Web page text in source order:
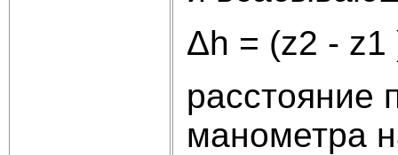
Δh = (z2 - z1
расстояние
манометра